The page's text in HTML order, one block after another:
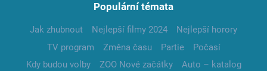
Populární témata
Jak zhubnout Nejlepší filmy 2024
Nejlepší horory
TV program
Změna času Partie
Počasí
Kdy budou volby
ZOO Nové začátky
Auto – katalog